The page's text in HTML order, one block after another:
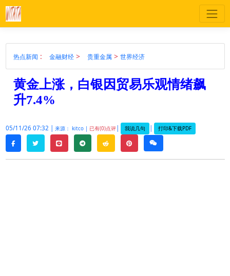
热点新闻 : 金融财经> 贵重金属 > 世界经济
黄金上涨，白银因贸易乐观情绪飙
升7.4%
05/11/26 07:32 | 来源： kitco | 已有(0)点评| 我说几句 | 打印&下载PDF
facebooktwitterline telegramreddit pinterestweixin